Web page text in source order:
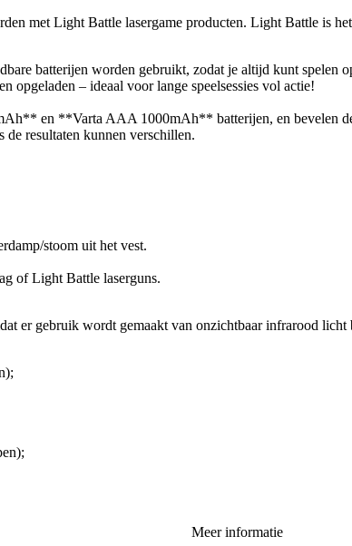
met Light Battle lasergame producten. Light Battle is
batterijen worden gebruikt, zodat je altijd kunt spelen
opgeladen – ideaal voor lange speelsessies vol actie!
en **Varta AAA 1000mAh** batterijen, en bevelen
de resultaten kunnen verschillen.
stoom uit het vest.
of Light Battle laserguns.
er gebruik wordt gemaakt van onzichtbaar infrarood
Meer informatie